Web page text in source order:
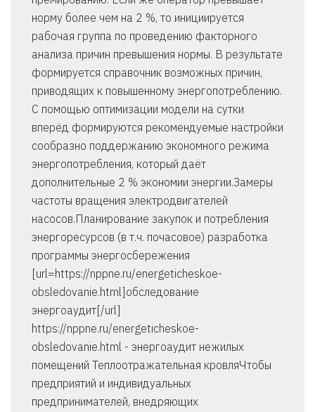
норму более чем на 2 %, то инициируется
рабочая группа по проведению факторного
анализа причин превышения нормы. В результате
формируется справочник возможных причин,
приводящих к повышенному энергопотреблению.
С помощью оптимизации модели на сутки
вперёд формируются рекомендуемые настройки
сообразно поддержанию экономного режима
энергопотребления, который даёт
дополнительные 2 % экономии энергии.Замеры
частоты вращения электродвигателей
насосов.Планирование закупок и потребления
энергоресурсов (в т.ч. почасовое) разработка
программы энергосбережения
[url=https://nppne.ru/energeticheskoe-
obsledovanie.html]обследование
энергоаудит[/url]
https://nppne.ru/energeticheskoe-
obsledovanie.html - энергоаудит нежилых
помещений Теплоотражательная кровляЧтобы
предприятий и индивидуальных
предпринимателей, внедряющих